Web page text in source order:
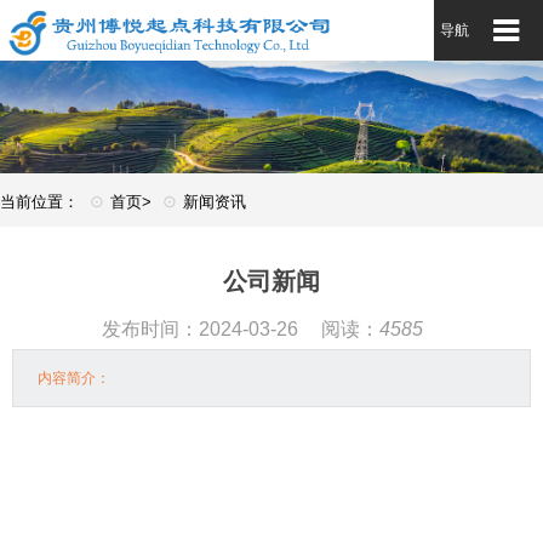
导航
当前位置： ⊙ 首页> ⊙ 新闻资讯
公司新闻
发布时间：2024-03-26 阅读： 4585
内容简介：